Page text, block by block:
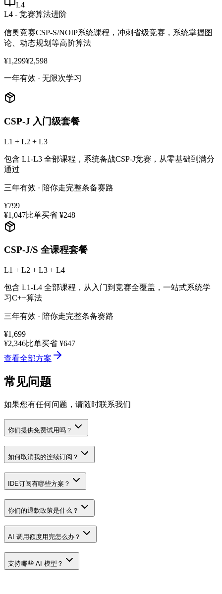
L4
L4 - 竞赛算法进阶
信奥竞赛CSP-S/NOIP系统课程，冲刺省级竞赛，系统掌握图
论、动态规划等高阶算法
¥1,299¥2,598
一年有效 · 无限次学习
CSP-J 入门级套餐
L1 + L2 + L3
包含 L1-L3 全部课程，系统备战CSP-J竞赛，从零基础到满分
通过
三年有效 · 陪你走完整条备赛路
¥799
¥1,047比单买省 ¥248
CSP-J/S 全课程套餐
L1 + L2 + L3 + L4
包含 L1-L4 全部课程，从入门到竞赛全覆盖，一站式系统学
习C++算法
三年有效 · 陪你走完整条备赛路
¥1,699
¥2,346比单买省 ¥647
查看全部方案
常见问题
如果您有任何问题，请随时联系我们
你们提供免费试用吗？
如何取消我的连续订阅？
IDE订阅有哪些方案？
你们的退款政策是什么？
AI 调用额度用完怎么办？
支持哪些 AI 模型？